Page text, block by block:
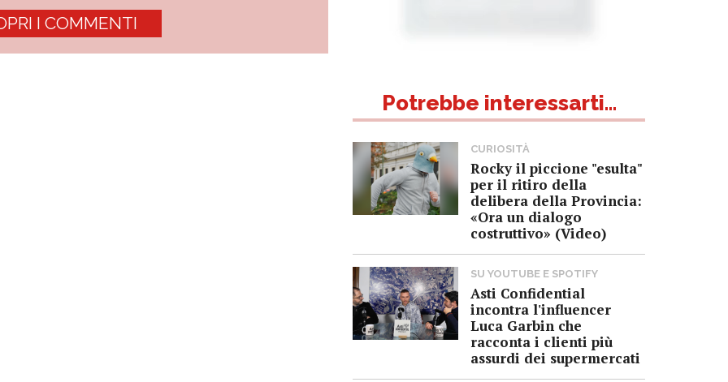
I COMMENTI
Potrebbe interessarti...
CURIOSITÀ
Rocky il piccione "esulta"
per il ritiro della
delibera della Provincia:
«Ora un dialogo
costruttivo» (Video)
SU YOUTUBE E SPOTIFY
Asti Confidential
incontra l'influencer
Luca Garbin che
racconta i clienti più
assurdi dei supermercati